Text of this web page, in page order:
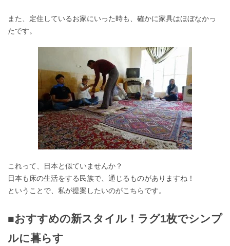
また、定住しているお家にいった時も、確かに家具はほぼなかっ
たです。
これって、日本と似ていませんか？
日本も床の生活をする民族で、通じるものがありますね！
ということで、私が提案したいのがこちらです。
■おすすめの新スタイル！ラグ1枚でシンプ
ルに暮らす